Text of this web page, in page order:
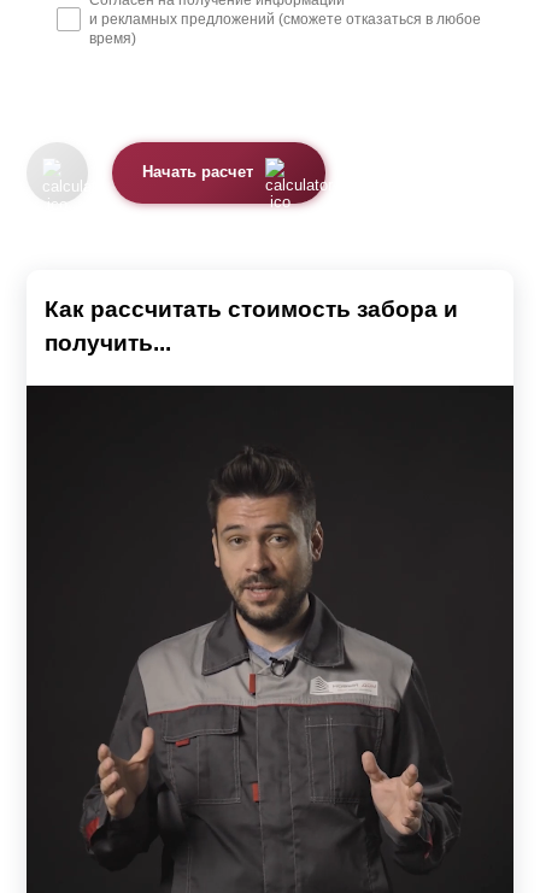
и рекламных предложений (сможете отказаться в любое
время)
Начать расчет
Как рассчитать стоимость забора и
получить...